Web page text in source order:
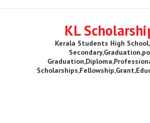
KL
Kerala Students High